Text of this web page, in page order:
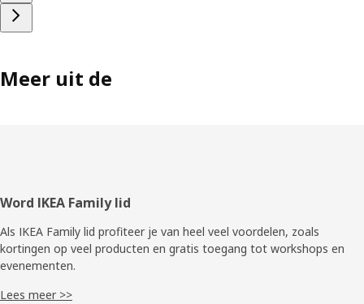
Meer uit de
Voettekst
Word IKEA Family lid
Als IKEA Family lid profiteer je van heel veel voordelen, zoals
kortingen op veel producten en gratis toegang tot workshops en
evenementen.
Lees meer >>